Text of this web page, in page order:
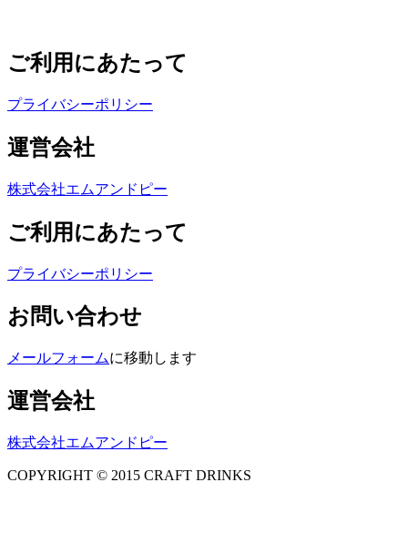
ご利用にあたって
プライバシーポリシー
運営会社
株式会社エムアンドピー
ご利用にあたって
プライバシーポリシー
お問い合わせ
メールフォームに移動します
運営会社
株式会社エムアンドピー
COPYRIGHT © 2015 CRAFT DRINKS